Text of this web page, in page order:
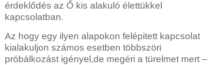
érdeklődés az Ő kis alakuló élettükkel
kapcsolatban.
Az hogy egy ilyen alapokon felépitett kapcsolat
kialakuljon számos esetben többszöri
próbálkozást igényel,de megéri a türelmet mert –